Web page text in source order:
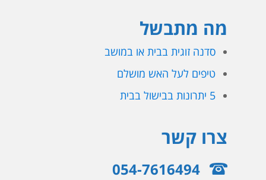
מה מתבשל
סדנה זוגית בבית או במושב
טיפים לעל האש מושלם
5 יתרונות בבישול בבית
צרו קשר